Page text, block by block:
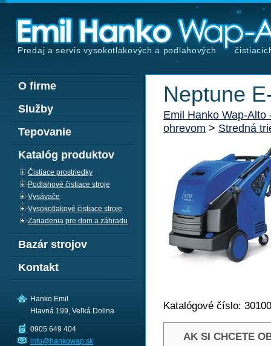
Predaj a servis vysokotlakových a podlahových
Neptune
Emil Hanko Wap-Alto
ohrevom > Stredná
Katalógové číslo:
AK SI CHCETE
O firme
Služby
Tepovanie
Katalóg produktov
Čistiace prostriedky
Podlahové čistiace stroje
Vysávače
Vysokotlakové čistiace stroje
Zariadenia pre dom a záhradu
Bazár strojov
Kontakt
Hanko Emil
Hlavná 199, Veľká Dolina
0905 649 404
info@hankowap.sk